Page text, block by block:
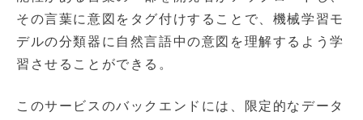
その言葉に意図をタグ付けすることで、機械学習モ
デルの分類器に自然言語中の意図を理解するよう学
習させることができる。
このサービスのバックエンドには、限定的なデータ